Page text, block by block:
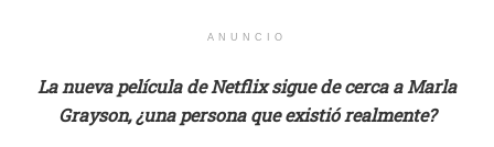
ANUNCIO
La nueva película de Netflix sigue de cerca a Marla
Grayson, ¿una persona que existió realmente?